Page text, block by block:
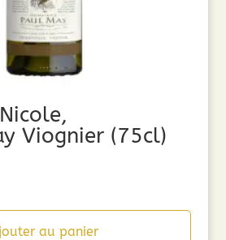
Viognier (75cl)
au panier